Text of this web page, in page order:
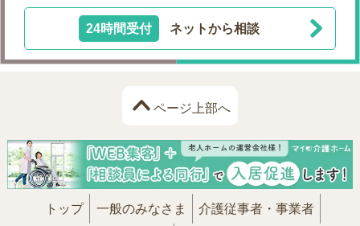
24時間受付 ネットから相談
ページ上部へ
トップ 一般のみなさま 介護従事者・事業者